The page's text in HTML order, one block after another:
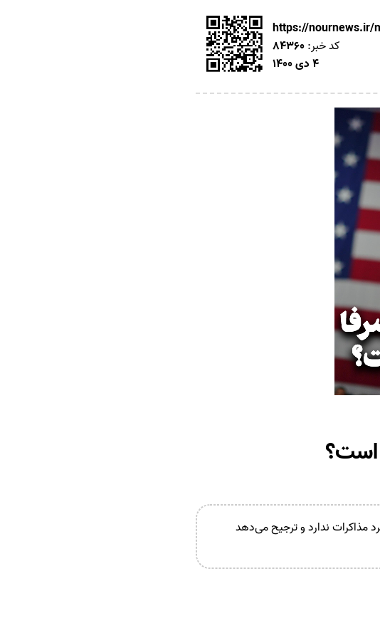
https://nournews.ir/
کد خبر:84360
4 دی 1400
است؟
مذاکرات ندارد و ترجیح می‌دهد